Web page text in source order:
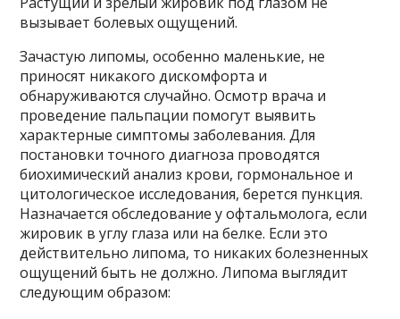
вызывает болевых ощущений.
Зачастую липомы, особенно маленькие, не
приносят никакого дискомфорта и
обнаруживаются случайно. Осмотр врача и
проведение пальпации помогут выявить
характерные симптомы заболевания. Для
постановки точного диагноза проводятся
биохимический анализ крови, гормональное и
цитологическое исследования, берется пункция.
Назначается обследование у офтальмолога, если
жировик в углу глаза или на белке. Если это
действительно липома, то никаких болезненных
ощущений быть не должно. Липома выглядит
следующим образом: